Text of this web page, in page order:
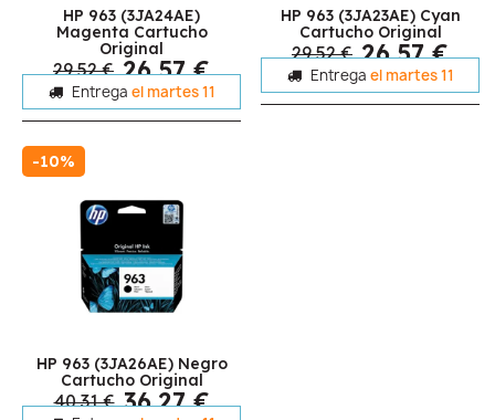
HP 963 (3JA24AE)
Magenta Cartucho
Original
29,52 € 26,57 €
Entrega el martes 11
HP 963 (3JA23AE) Cyan
Cartucho Original
29,52 € 26,57 €
Entrega el martes 11
-10%
HP 963 (3JA26AE) Negro
Cartucho Original
40,31 € 36,27 €